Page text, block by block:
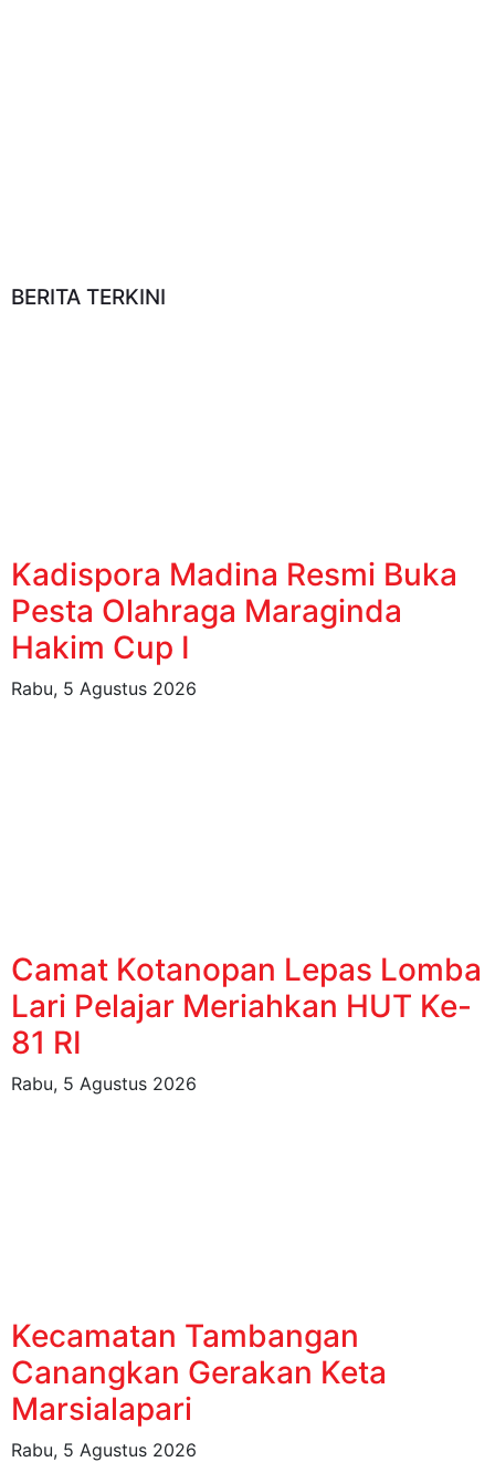
BERITA TERKINI
Kadispora Madina Resmi Buka
Pesta Olahraga Maraginda
Hakim Cup I
Rabu, 5 Agustus 2026
Camat Kotanopan Lepas Lomba
Lari Pelajar Meriahkan HUT Ke-
81 RI
Rabu, 5 Agustus 2026
Kecamatan Tambangan
Canangkan Gerakan Keta
Marsialapari
Rabu, 5 Agustus 2026